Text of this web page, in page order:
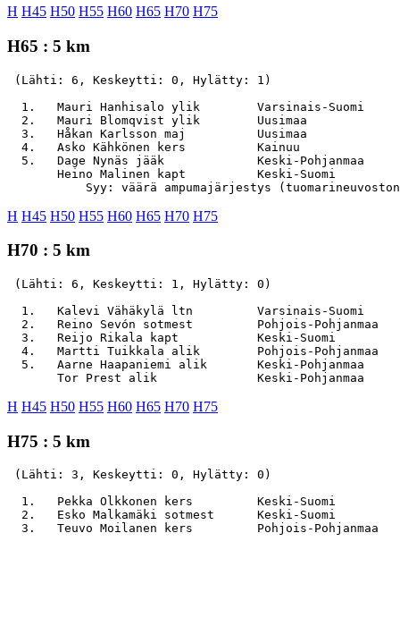
H H45 H50 H55 H60 H65 H70 H75
H65 : 5 km
(Lähti: 6, Keskeytti: 0, Hylätty: 1)
1.   Mauri Hanhisalo ylik        Varsinais-Suomi
2.   Mauri Blomqvist ylik        Uusimaa
3.   Håkan Karlsson maj          Uusimaa
4.   Asko Kähkönen kers          Kainuu
5.   Dage Nynäs jääk             Keski-Pohjanmaa
Heino Malinen kapt          Keski-Suomi
H H45 H50 H55 H60 H65 H70 H75
H70 : 5 km
(Lähti: 6, Keskeytti: 1, Hylätty: 0)
1.   Kalevi Vähäkylä ltn         Varsinais-Suomi
2.   Reino Sevón sotmest         Pohjois-Pohjanmaa
3.   Reijo Rikala kapt           Keski-Suomi
4.   Martti Tuikkala alik        Pohjois-Pohjanmaa
5.   Aarne Haapaniemi alik       Keski-Pohjanmaa
H H45 H50 H55 H60 H65 H70 H75
H75 : 5 km
(Lähti: 3, Keskeytti: 0, Hylätty: 0)
1.   Pekka Olkkonen kers         Keski-Suomi
2.   Esko Malkamäki sotmest      Keski-Suomi